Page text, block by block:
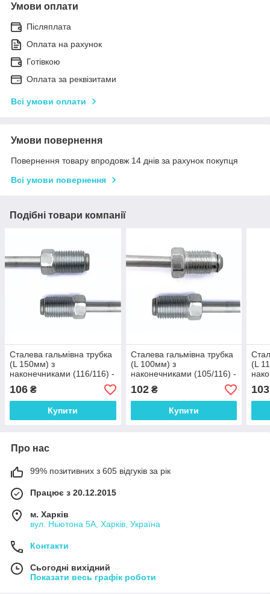
Умови оплати
Післяплата
Оплата на рахунок
Готівкою
Оплата за реквізитами
Всі умови оплати
Умови повернення
Повернення товару впродовж 14 днів за рахунок покупця
Всі умови повернення
Подібні товари компанії
Сталева гальмівна трубка
(L 150мм) з
наконечниками (116/116) -
WP135Zn
106 ₴
Купити
Сталева гальмівна трубка
(L 100мм) з
наконечниками (105/116) -
WP1920Zn
102₴
Купити
(L
103
Про нас
99% позитивних з 605 відгуків за рік
Працює з 20.12.2015
м. Харків
вул. Ньютона 5А, Харків, Україна
Контакти
Сьогодні вихідний
Показати весь графік роботи